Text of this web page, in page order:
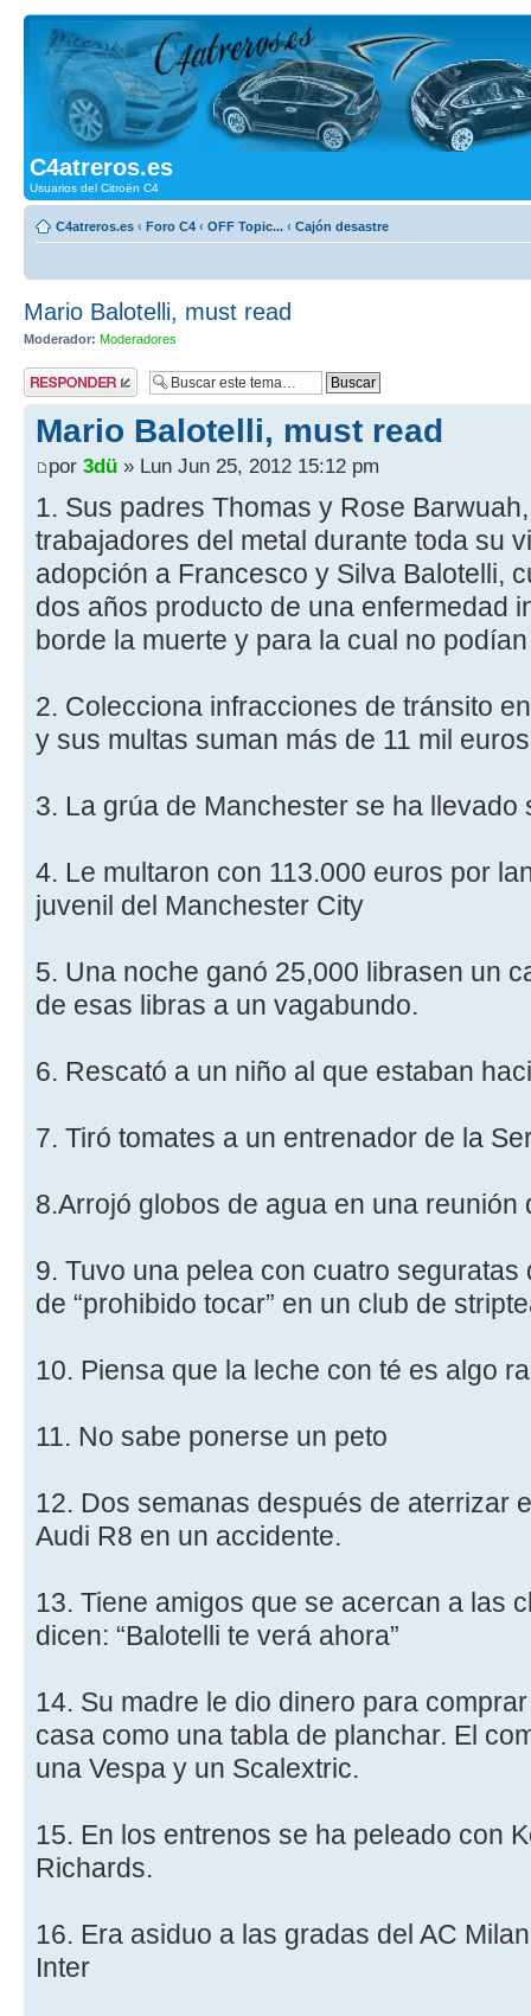
C4atreros.es
Usuarios del Citroën C4
C4atreros.es ‹ Foro C4 ‹ OFF Topic... ‹ Cajón desastre
Mario Balotelli, must read
Moderador: Moderadores
Publicar una
respuesta
Mario Balotelli, must read
por 3dü » Lun Jun 25, 2012 15:12 pm
1. Sus padres Thomas y Rose
trabajadores del metal durante toda su
adopción a Francesco y Silva Balotelli,
dos años producto de una enfermedad
borde la muerte y para la cual no
2. Colecciona infracciones de tránsito
y sus multas suman más de 11 mil euros
3. La grúa de Manchester se ha llevado
4. Le multaron con 113.000 euros por
juvenil del Manchester City
5. Una noche ganó 25,000 librasen un
de esas libras a un vagabundo.
6. Rescató a un niño al que estaban
7. Tiró tomates a un entrenador de la
8.Arrojó globos de agua en una reunión
9. Tuvo una pelea con cuatro
de “prohibido tocar” en un club de
10. Piensa que la leche con té es algo
11. No sabe ponerse un peto
12. Dos semanas después de aterrizar
Audi R8 en un accidente.
13. Tiene amigos que se acercan a las
dicen: “Balotelli te verá ahora”
14. Su madre le dio dinero para
casa como una tabla de planchar. El
una Vespa y un Scalextric.
15. En los entrenos se ha peleado con
Richards.
16. Era asiduo a las gradas del AC
Inter